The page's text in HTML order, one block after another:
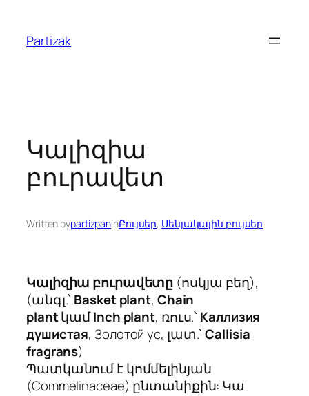
content
Partizak
Կալիզիա
բուրավետ
Written bypartizpaninԲույսեր, Սենյակային բույսեր
Կալիզիա բուրավետը (ոսկյա բեղ),
(անգլ.՝Basket plant, Chain
plantկամInch plant, ռուս.՝Каллизия
душистая, Золотой ус, լատ.՝Callisia
fragrans)
Պատկանում է կոմմելինյան
(Commelinaceae) ընտանիքին: Կա